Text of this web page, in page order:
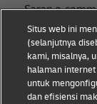
Saran e-
Saran B2B
Saran logistik
Tentang DHL
Situs web ini
(selanjutnya
kami, misalnya,
halaman
untuk
dan efisiensi